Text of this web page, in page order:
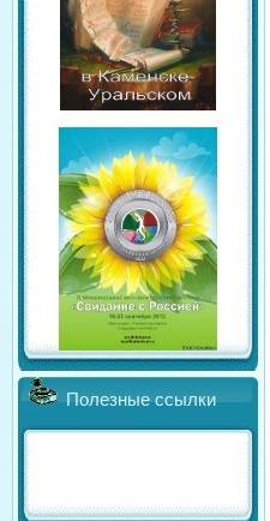
Полезные ссылки